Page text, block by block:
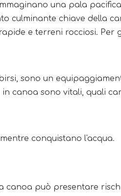
una pala
culminante chiave della
e terreni rocciosi. Per
sono un
canoa sono vitali, quali
conquistano l'acqua.
può presentare